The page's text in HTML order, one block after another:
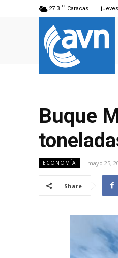
27.3 C Caracas
Buque
ECONOMÍA mayo 25,
Share